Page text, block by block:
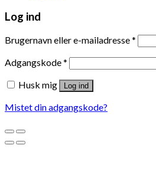
Log ind
Brugernavn eller e-mailadresse*
Adgangskode*
Husk mig
Log ind
Mistet din adgangskode?